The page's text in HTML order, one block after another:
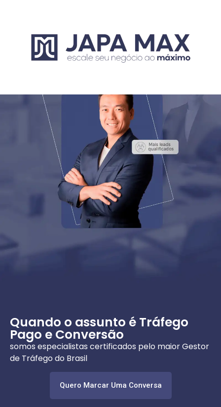
Quando o assunto é Tráfego
Pago e Conversão
somos especialistas certificados pelo maior Gestor
de Tráfego do Brasil
Quero Marcar Uma Conversa